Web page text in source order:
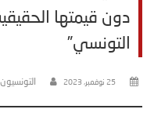
دون قيمتها
التونسي”
25 نوفمبر، 2023 التونسيون